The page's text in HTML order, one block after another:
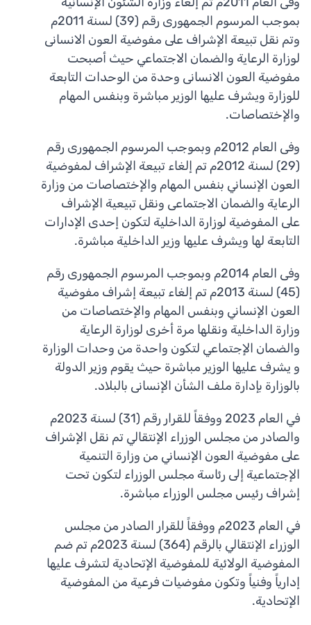
بموجب المرسوم الجمهورى رقم (39) لسنة 2011م
وتم نقل تبيعة الإشراف على مفوضية العون الانسانى
لوزارة الرعاية والضمان الاجتماعي حيث أصبحت
مفوضية العون الانسانى وحدة من الوحدات التابعة
للوزارة ويشرف عليها الوزير مباشرة وبنفس المهام
والإختصاصات.
وفى العام 2012م وبموجب المرسوم الجمهورى رقم
(29) لسنة 2012م تم إلغاء تبيعة الإشراف لمفوضية
العون الإنساني بنفس المهام والإختصاصات من وزارة
الرعاية والضمان الاجتماعى ونقل تبيعية الإشراف
على المفوضية لوزارة الداخلية لتكون إحدى الإدارات
التابعة لها ويشرف عليها وزير الداخلية مباشرة.
وفى العام 2014م وبموجب المرسوم الجمهورى رقم
(45) لسنة 2013م تم إلغاء تبيعة إشراف مفوضية
العون الإنساني وبنفس المهام والإختصاصات من
وزارة الداخلية ونقلها مرة أخرى لوزارة الرعاية
والضمان الإجتماعي لتكون واحدة من وحدات الوزارة
و يشرف عليها الوزير مباشرة حيث يقوم وزير الدولة
بالوزارة بإدارة ملف الشأن الإنسانى بالبلاد.
في العام 2023 ووفقاً للقرار رقم (31) لسنة 2023م
والصادر من مجلس الوزراء الإنتقالي تم نقل الإشراف
على مفوضية العون الإنساني من وزارة التنمية
الإجتماعية إلى رئاسة مجلس الوزراء لتكون تحت
إشراف رئيس مجلس الوزراء مباشرة.
في العام 2023م ووفقاً للقرار الصادر من مجلس
الوزراء الإنتقالي بالرقم (364) لسنة 2023م تم ضم
المفوضية الولائية للمفوضية الإتحادية لتشرف عليها
إدارياً وفنياً وتكون مفوضيات فرعية من المفوضية
الإتحادية.